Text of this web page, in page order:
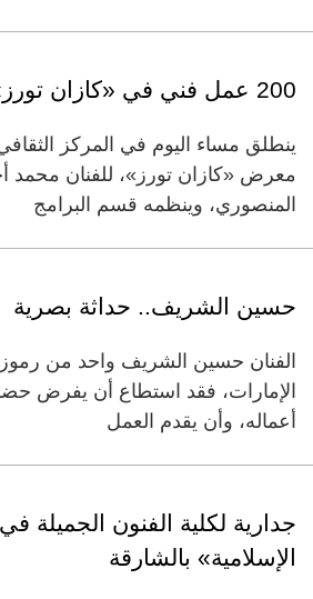
200 عمل فني في «كازان تورز»
ينطلق مساء اليوم في المركز
معرض «كازان تورز»، للفنان محمد
المنصوري، وينظمه قسم البرامج
حسين الشريف.. حداثة بصرية
الفنان حسين الشريف واحد من رموز
الإمارات، فقد استطاع أن يفرض
أعماله، وأن يقدم العمل
جدارية لكلية الفنون الجميلة
الإسلامية» بالشارقة